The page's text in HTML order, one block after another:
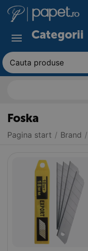
Categorii
Foska
Pagina start / Brand /